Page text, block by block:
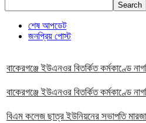
Search
শেষ আপডেট
জনপ্রিয় পোস্ট
বাকেরগঞ্জে ইউএনওর বিতর্কিত কর্মকাণ্ডে
বাকেরগঞ্জে ইউএনওর বিতর্কিত কর্মকাণ্ডে
বিএম কলেজ ছাত্র ইউনিয়নের সভাপতি